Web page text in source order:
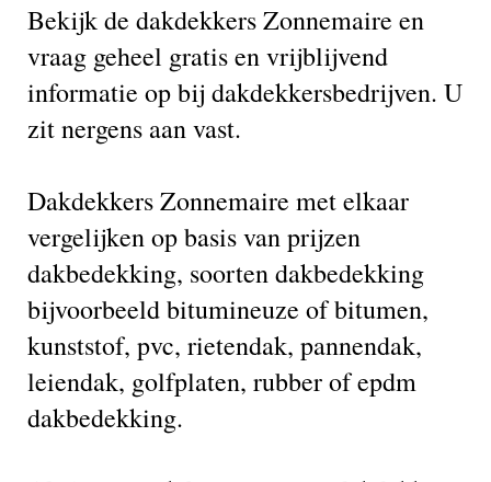
Bekijk de dakdekkers Zonnemaire en
vraag geheel gratis en vrijblijvend
informatie op bij dakdekkersbedrijven. U
zit nergens aan vast.
Dakdekkers Zonnemaire met elkaar
vergelijken op basis van prijzen
dakbedekking, soorten dakbedekking
bijvoorbeeld bitumineuze of bitumen,
kunststof, pvc, rietendak, pannendak,
leiendak, golfplaten, rubber of epdm
dakbedekking.